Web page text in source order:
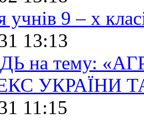
учнів 9 – х
13:13
на тему:
УКРАЇНИ
11:15